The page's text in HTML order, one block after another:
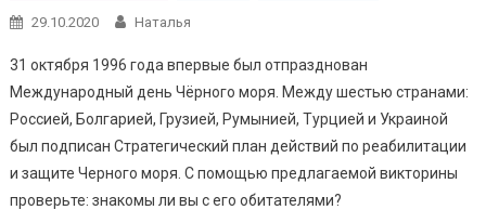
29.10.2020 Наталья
31 октября 1996 года впервые был отпразднован
Международный день Чёрного моря. Между шестью странами:
Россией, Болгарией, Грузией, Румынией, Турцией и Украиной
был подписан Стратегический план действий по реабилитации
и защите Черного моря. С помощью предлагаемой викторины
проверьте: знакомы ли вы с его обитателями?